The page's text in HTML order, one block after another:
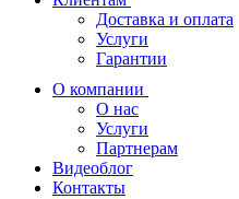
Доставка и оплата
Услуги
Гарантии
О компании
О нас
Услуги
Партнерам
Видеоблог
Контакты